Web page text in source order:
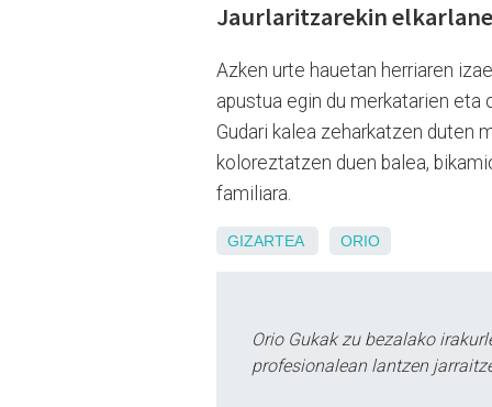
Jaurlaritzarekin
Azken urte hauetan herriaren
apustua egin du merkatarien eta
Gudari kalea zeharkatzen duten
koloreztatzen duen balea,
familiara.
GIZARTEA ORIO
Orio Gukak zu bezalako
profesionalean lantzen